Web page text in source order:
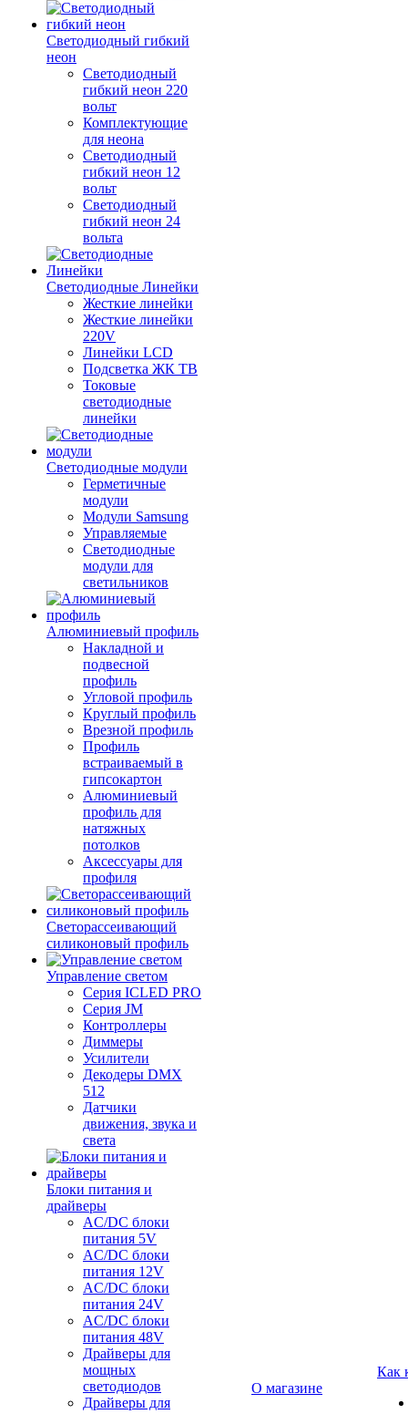
Светодиодный гибкий
неон
Светодиодный
гибкий неон 220
вольт
Комплектующие
для неона
Светодиодный
гибкий неон 12
вольт
Светодиодный
гибкий неон 24
вольта
Светодиодные Линейки
Жесткие линейки
Жесткие линейки
220V
Линейки LCD
Подсветка ЖК ТВ
Токовые
светодиодные
линейки
Светодиодные модули
Герметичные
модули
Модули Samsung
Управляемые
Светодиодные
модули для
светильников
Алюминиевый профиль
Накладной и
подвесной
профиль
Угловой профиль
Круглый профиль
Врезной профиль
Профиль
встраиваемый в
гипсокартон
Алюминиевый
профиль для
натяжных
потолков
Аксессуары для
профиля
Светорассеивающий
силиконовый профиль
Управление светом
Серия ICLED PRO
Серия JM
Контроллеры
Диммеры
Усилители
Декодеры DMX
512
Датчики
движения, звука и
света
Блоки питания и
драйверы
AC/DC блоки
питания 5V
AC/DC блоки
питания 12V
AC/DC блоки
питания 24V
AC/DC блоки
питания 48V
Драйверы для
мощных
светодиодов
Драйверы для
О магазине
Как